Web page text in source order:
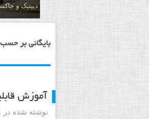
دیپتیک و
بایگانی بر
آموزش
نوشته شده در ۳۱ اردیبهشت ۱۳۹۹